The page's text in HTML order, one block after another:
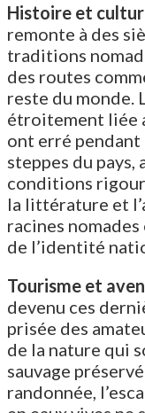
Histoire et
remonte à des
traditions
des routes
reste du monde.
étroitement liée
ont erré pendant
steppes du
conditions
la littérature et
racines
de l’identité
Tourisme et
devenu ces
prisée des
de la nature qui
sauvage
randonnée,